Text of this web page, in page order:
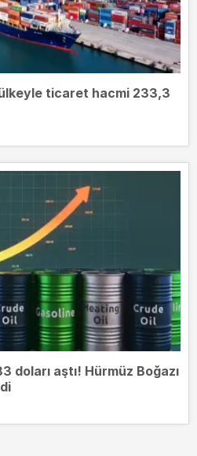
ticaret hacmi 233,3
doları aştı! Hürmüz Boğazı